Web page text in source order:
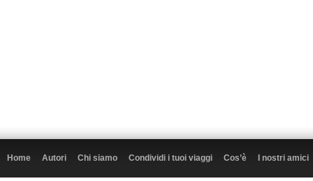
Home Autori Chi siamo Condividi i tuoi viaggi Cos’è I nostri amici